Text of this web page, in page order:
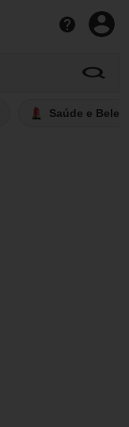
Saúde e